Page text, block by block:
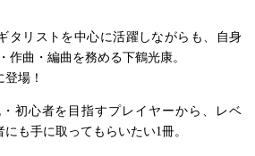
タリストを中心に活躍しながらも、自身
作曲・編曲を務める下鶴光康。
場！
初心者を目指すプレイヤーから、レベ
も手に取ってもらいたい1冊。